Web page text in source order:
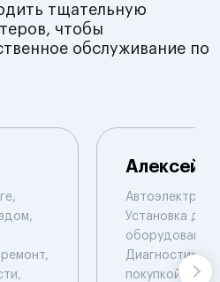
тщательную
чтобы
обслуживание по
Алексей
Автоэлектрик
Установка доп.
оборудования,
Диагностика
покупкой.